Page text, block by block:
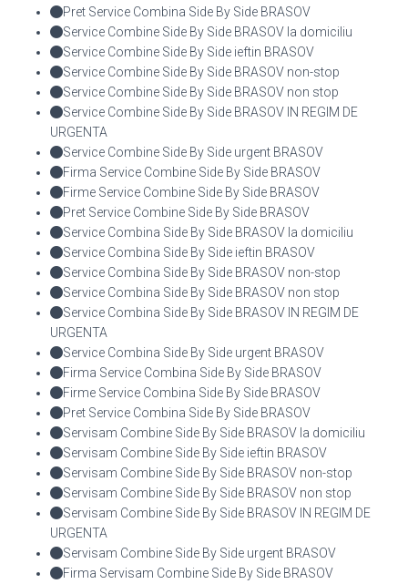
Pret Service Combina Side By Side BRASOV
Service Combine Side By Side BRASOV la domiciliu
Service Combine Side By Side ieftin BRASOV
Service Combine Side By Side BRASOV non-stop
Service Combine Side By Side BRASOV non stop
Service Combine Side By Side BRASOV IN REGIM DE
URGENTA
Service Combine Side By Side urgent BRASOV
Firma Service Combine Side By Side BRASOV
Firme Service Combine Side By Side BRASOV
Pret Service Combine Side By Side BRASOV
Service Combina Side By Side BRASOV la domiciliu
Service Combina Side By Side ieftin BRASOV
Service Combina Side By Side BRASOV non-stop
Service Combina Side By Side BRASOV non stop
Service Combina Side By Side BRASOV IN REGIM DE
URGENTA
Service Combina Side By Side urgent BRASOV
Firma Service Combina Side By Side BRASOV
Firme Service Combina Side By Side BRASOV
Pret Service Combina Side By Side BRASOV
Servisam Combine Side By Side BRASOV la domiciliu
Servisam Combine Side By Side ieftin BRASOV
Servisam Combine Side By Side BRASOV non-stop
Servisam Combine Side By Side BRASOV non stop
Servisam Combine Side By Side BRASOV IN REGIM DE
URGENTA
Servisam Combine Side By Side urgent BRASOV
Firma Servisam Combine Side By Side BRASOV